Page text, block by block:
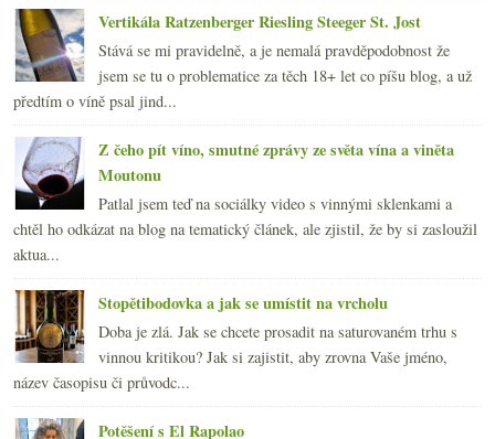
Vertikála Ratzenberger Riesling Steeger St. Jost
Stává se mi pravidelně, a je nemalá pravděpodobnost že
jsem se tu o problematice za těch 18+ let co píšu blog, a už
předtím o víně psal jind...
Z čeho pít víno, smutné zprávy ze světa vína a viněta
Moutonu
Patlal jsem teď na sociálky video s vinnými sklenkami a
chtěl ho odkázat na blog na tematický článek, ale zjistil, že by si zasloužil
aktua...
Stopětibodovka a jak se umístit na vrcholu
Doba je zlá. Jak se chcete prosadit na saturovaném trhu s
vinnou kritikou? Jak si zajistit, aby zrovna Vaše jméno,
název časopisu či průvodc...
Potěšení s El Rapolao